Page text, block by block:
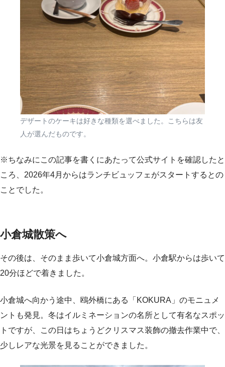
デザートのケーキは好きな種類を選べました。こちらは友
人が選んだものです。
※ちなみにこの記事を書くにあたって公式サイトを確認したと
ころ、2026年4月からはランチビュッフェがスタートするとの
ことでした。
小倉城散策へ
その後は、そのまま歩いて小倉城方面へ。小倉駅からは歩いて
20分ほどで着きました。
小倉城へ向かう途中、鴎外橋にある「KOKURA」のモニュメ
ントも発見。冬はイルミネーションの名所として有名なスポッ
トですが、この日はちょうどクリスマス装飾の撤去作業中で、
少しレアな光景を見ることができました。